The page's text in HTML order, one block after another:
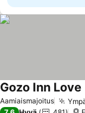
Aamiaismajoitus
Gozo Inn Love